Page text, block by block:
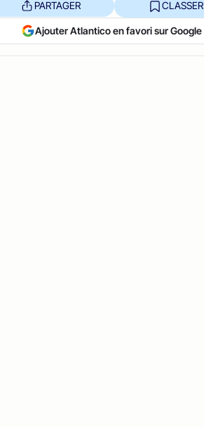
PARTAGER CLASSER
Ajouter Atlantico en favori sur Google